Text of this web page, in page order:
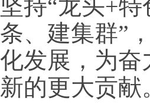
坚持“龙头+
条、建集群”
化发展，为奋
新的更大贡献